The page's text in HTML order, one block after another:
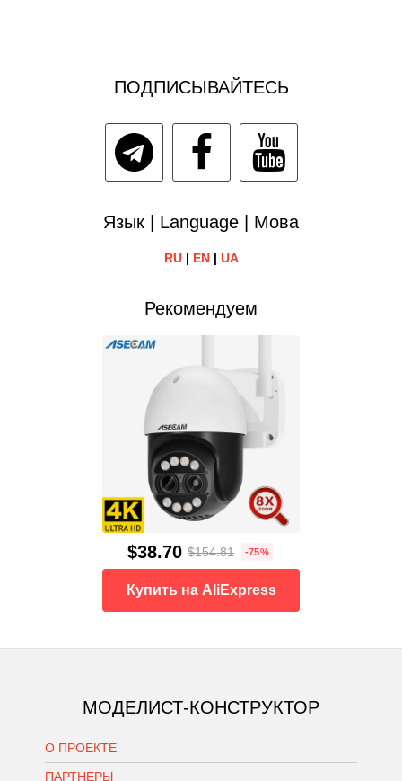
ПОДПИСЫВАЙТЕСЬ
Язык | Language | Мова
RU| EN| UA
Рекомендуем
$38.70 $154.81 -75%
Купить на AliExpress
МОДЕЛИСТ-КОНСТРУКТОР
О ПРОЕКТЕ
ПАРТНЕРЫ